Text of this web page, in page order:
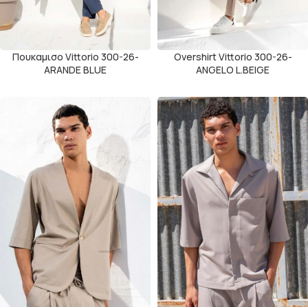
Πουκαμισο Vittorio 300-26-
ARANDE BLUE
Overshirt Vittorio 300-26-
ANGELO L.BEIGE